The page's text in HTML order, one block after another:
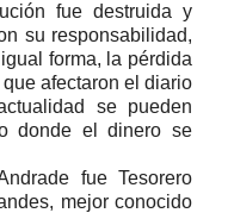
fue destruida y
su responsabilidad,
forma, la pérdida
afectaron el diario
se pueden
donde el dinero se
fue Tesorero
mejor conocido